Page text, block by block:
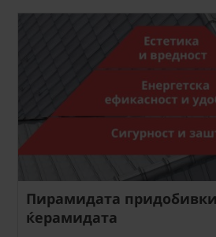
Пирамидата
ќерамидата